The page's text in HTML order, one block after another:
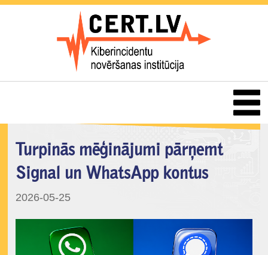
Turpinās mēģinājumi pārņemt
Signal un WhatsApp kontus
2026-05-25